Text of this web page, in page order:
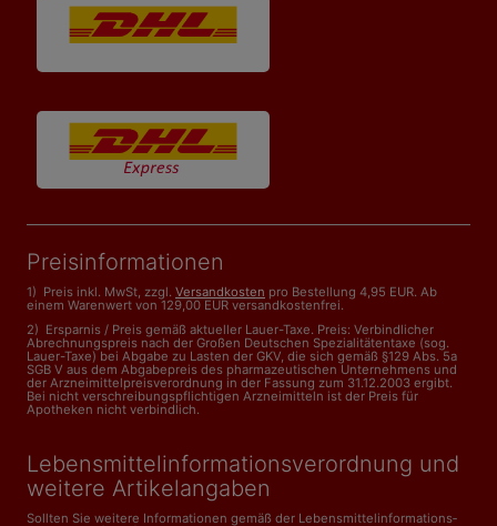
Preisinformationen
1) Preis inkl. MwSt, zzgl. Versandkosten pro Bestellung 4,95 EUR. Ab
einem Warenwert von 129,00 EUR versandkostenfrei.
2) Ersparnis / Preis gemäß aktueller Lauer-Taxe. Preis: Verbindlicher
Abrechnungspreis nach der Großen Deutschen Spezialitätentaxe (sog.
Lauer-Taxe) bei Abgabe zu Lasten der GKV, die sich gemäß §129 Abs. 5a
SGB V aus dem Abgabepreis des pharmazeutischen Unternehmens und
der Arzneimittelpreisverordnung in der Fassung zum 31.12.2003 ergibt.
Bei nicht verschreibungspflichtigen Arzneimitteln ist der Preis für
Apotheken nicht verbindlich.
Lebensmittelinformations­verordnung und
weitere Artikelangaben
Sollten Sie weitere Informationen gemäß der Lebensmittel­informations­